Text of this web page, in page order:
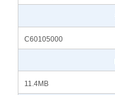
C60105000
11.4MB